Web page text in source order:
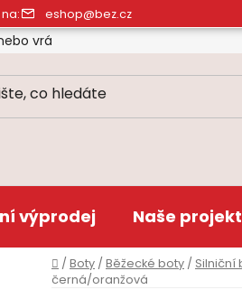
eshop@bez.cz
vrácení zboží
výprodej Naše
Domů
/ Boty / Běžecké boty / Silniční
černá/oranžová